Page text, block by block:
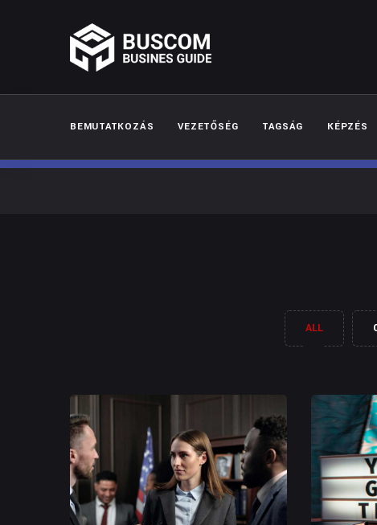
BEMUTATKOZÁS VEZETŐSÉG TAGSÁG KÉPZÉS
ALL